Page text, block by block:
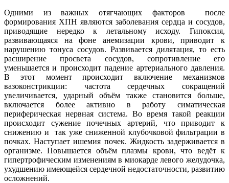
Одними из важных отягчающих факторов после
формирования ХПН являются заболевания сердца и сосудов,
приводящие нередко к летальному исходу. Гипоксия,
развивающаяся на фоне анемизации крови, приводит к
нарушению тонуса сосудов. Развивается дилятация, то есть
расширение просвета сосудов, сопротивление его
уменьшается и происходит падение артериального давления.
В этот момент происходит включение механизмов
вазоконстрикции: частота сердечных сокращений
увеличивается, ударный объём также становится больше,
включается более активно в работу симатическая
периферическая нервная система. Во время такой реакции
происходит сужение почечных артерий, что приводит к
снижению и так уже сниженной клубочковой фильтрации в
почках. Наступает ишемия почек. Жидкость задерживается в
организме. Повышается объём плазмы крови, что ведёт к
гипертрофическим изменениям в миокарде левого желудочка,
ухудшению имеющейся сердечной недостаточности, развитию
осложнений.